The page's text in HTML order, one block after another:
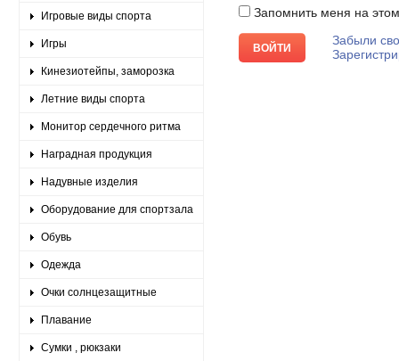
Игровые виды спорта
Игры
Кинезиотейпы, заморозка
Летние виды спорта
Монитор сердечного ритма
Наградная продукция
Надувные изделия
Оборудование для спортзала
Обувь
Одежда
Очки солнцезащитные
Плавание
Сумки , рюкзаки
Запомнить меня на
Забыли